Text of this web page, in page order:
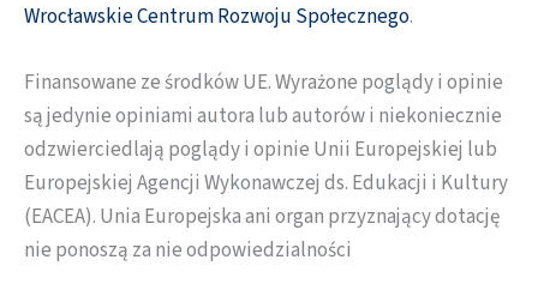
Wrocławskie Centrum Rozwoju Społecznego.
Finansowane ze środków UE. Wyrażone poglądy i opinie
są jedynie opiniami autora lub autorów i niekoniecznie
odzwierciedlają poglądy i opinie Unii Europejskiej lub
Europejskiej Agencji Wykonawczej ds. Edukacji i Kultury
(EACEA). Unia Europejska ani organ przyznający dotację
nie ponoszą za nie odpowiedzialności